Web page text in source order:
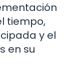
tiempo,
y el
en su